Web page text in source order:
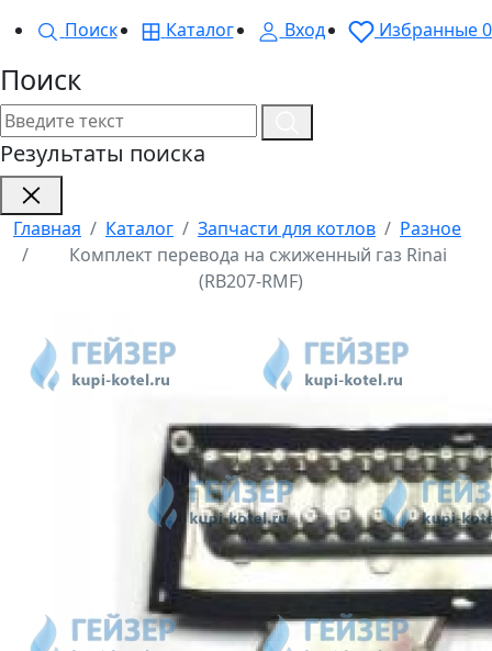
Поиск
Каталог Вход Избранные0
Поиск
Результаты поиска
Главная Каталог Запчасти для котлов
Разное
Комплект перевода на сжиженный газ Rinai
(RB207-RMF)